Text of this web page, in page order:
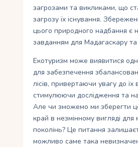
загрозами та викликами, що
загрозу їх існування.
цього природного надбання є
завданням для Мадагаскару та
Екотуризм може виявитися
для забезпечення
лісів, привертаючи увагу до їх
стимулюючи дослідження та
Але чи зможемо ми зберегти
край в незмінному вигляді для
поколінь? Це питання
можливо саме така